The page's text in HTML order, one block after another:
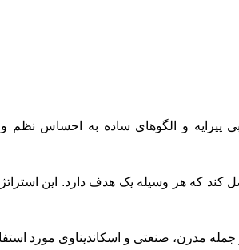
پیرایه و الگوهای ساده به احساس نظم
‌کند که هر وسیله یک هدف دارد. این
مدرن، صنعتی و اسکاندیناوی مورد